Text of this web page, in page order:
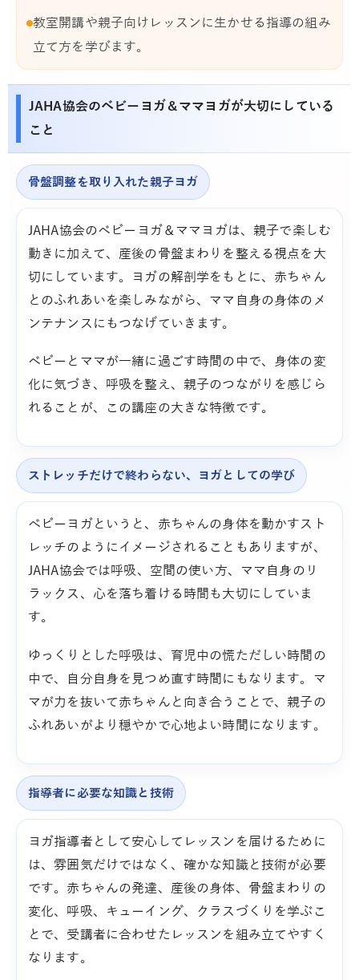
教室開講や親子向けレッスンに生かせる指導の組み
立て方を学びます。
JAHA協会のベビーヨガ＆ママヨガが大切にしている
こと
骨盤調整を取り入れた親子ヨガ
JAHA協会のベビーヨガ＆ママヨガは、親子で楽しむ
動きに加えて、産後の骨盤まわりを整える視点を大
切にしています。ヨガの解剖学をもとに、赤ちゃん
とのふれあいを楽しみながら、ママ自身の身体のメ
ンテナンスにもつなげていきます。
ベビーとママが一緒に過ごす時間の中で、身体の変
化に気づき、呼吸を整え、親子のつながりを感じら
れることが、この講座の大きな特徴です。
ストレッチだけで終わらない、ヨガとしての学び
ベビーヨガというと、赤ちゃんの身体を動かすスト
レッチのようにイメージされることもありますが、
JAHA協会では呼吸、空間の使い方、ママ自身のリ
ラックス、心を落ち着ける時間も大切にしていま
す。
ゆっくりとした呼吸は、育児中の慌ただしい時間の
中で、自分自身を見つめ直す時間にもなります。マ
マが力を抜いて赤ちゃんと向き合うことで、親子の
ふれあいがより穏やかで心地よい時間になります。
指導者に必要な知識と技術
ヨガ指導者として安心してレッスンを届けるために
は、雰囲気だけではなく、確かな知識と技術が必要
です。赤ちゃんの発達、産後の身体、骨盤まわりの
変化、呼吸、キューイング、クラスづくりを学ぶこ
とで、受講者に合わせたレッスンを組み立てやすく
なります。